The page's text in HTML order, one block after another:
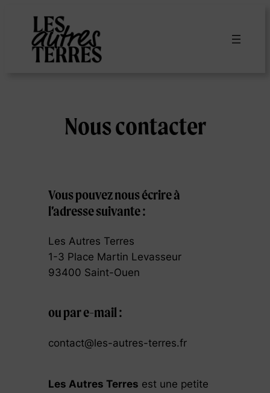
contenu
Nous contacter
Vous pouvez nous écrire à
l’adresse suivante :
Les Autres Terres
1-3 Place Martin Levasseur
93400 Saint-Ouen
ou par e-mail :
contact@les-autres-terres.fr
Les Autres Terres est une petite